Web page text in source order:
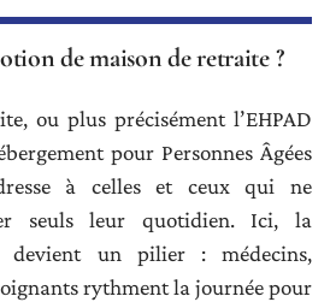
de maison de retraite ?
ou plus précisément l’EHPAD
pour Personnes Âgées
à celles et ceux qui ne
seuls leur quotidien. Ici, la
devient un pilier : médecins,
rythment la journée pour